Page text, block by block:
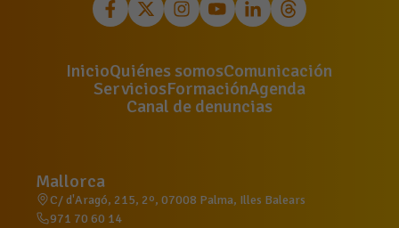
InicioQuiénes somosComunicación
ServiciosFormaciónAgenda
Canal de denuncias
Mallorca
C/ d'Aragó, 215, 2º, 07008 Palma, Illes Balears
971 70 60 14